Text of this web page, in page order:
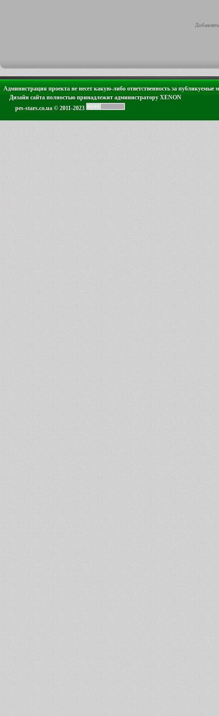
Администрация проекта не несет какую-либо ответственность за публикуемые
Дизайн сайта полностью принадлежит администратору XENON
pes-stars.co.ua © 2011-2023